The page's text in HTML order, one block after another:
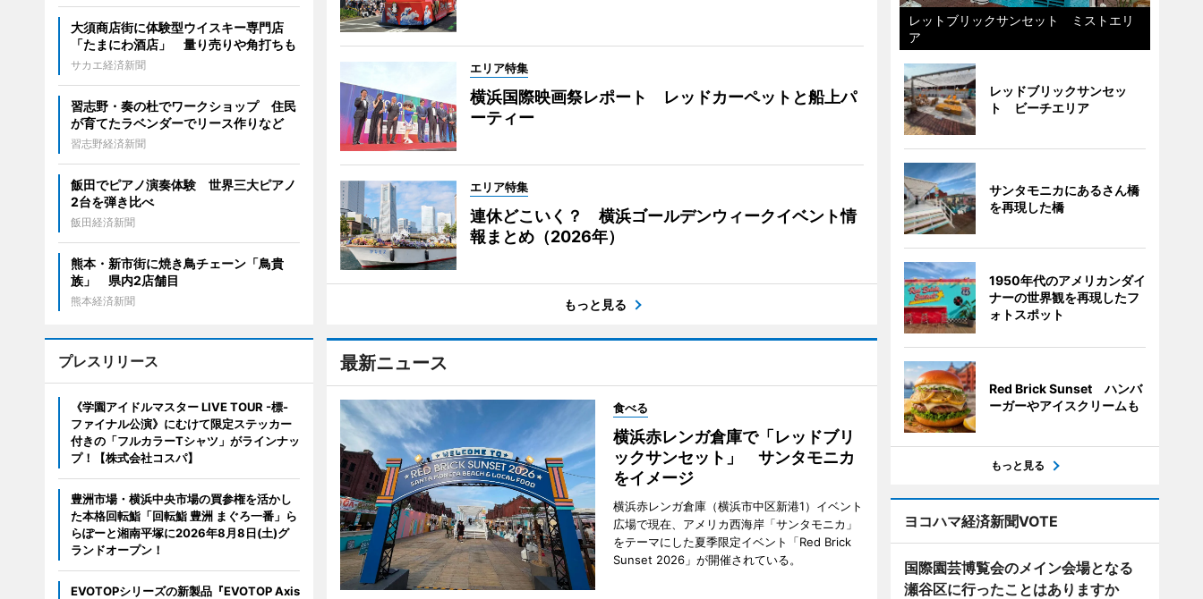
エリア特集
横浜国際映画祭レポート レッドカーペットと船上パ
ーティー
エリア特集
連休どこいく？ 横浜ゴールデンウィークイベント情
報まとめ（2026年）
もっと見る
最新ニュース
食べる
横浜赤レンガ倉庫で「レッドブリ
ックサンセット」 サンタモニカ
をイメージ
横浜赤レンガ倉庫（横浜市中区新港1）イベント
広場で現在、アメリカ西海岸「サンタモニカ」
をテーマにした夏季限定イベント「Red Brick
Sunset 2026」が開催されている。
大須商店街に体験型ウイスキー専門店
「たまにわ酒店」 量り売りや角打ちも
サカエ経済新聞
習志野・奏の杜でワークショップ 住民
が育てたラベンダーでリース作りなど
習志野経済新聞
飯田でピアノ演奏体験 世界三大ピアノ
2台を弾き比べ
飯田経済新聞
熊本・新市街に焼き鳥チェーン「鳥貴
族」 県内2店舗目
熊本経済新聞
プレスリリース
《学園アイドルマスター LIVE TOUR -標-
ファイナル公演》にむけて限定ステッカー
付きの「フルカラーTシャツ」がラインナッ
プ！【株式会社コスパ】
豊洲市場・横浜中央市場の買参権を活かし
た本格回転鮨「回転鮨 豊洲 まぐろ一番」ら
らぽーと湘南平塚に2026年8月8日(土)グ
ランドオープン！
EVOTOPシリーズの新製品『EVOTOP Axis
レットブリックサンセット ミストエリ
ア
レッドブリックサンセッ
ト ビーチエリア
サンタモニカにあるさん橋
を再現した橋
1950年代のアメリカンダイ
ナーの世界観を再現したフ
ォトスポット
Red Brick Sunset ハンバ
ーガーやアイスクリームも
もっと見る
ヨコハマ経済新聞VOTE
国際園芸博覧会のメイン会場となる
瀬谷区に行ったことはありますか